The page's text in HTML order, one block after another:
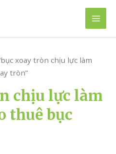
Main
xoay tròn chịu lực làm
tròn”
chịu lực làm
thuê bục